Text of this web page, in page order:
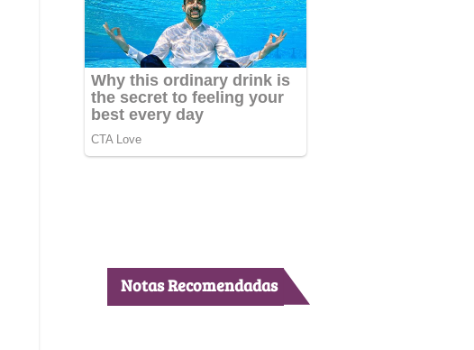
Notas Recomendadas